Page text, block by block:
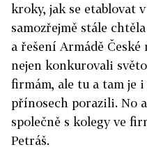
kroky, jak se etablovat
samozřejmě stále
a řešení Armádě České
nejen konkurovali
firmám, ale tu a tam je
přínosech porazili. No
společně s kolegy ve
Petráš.